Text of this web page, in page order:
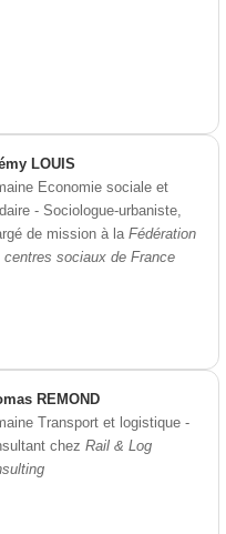
LOUIS
Economie sociale et
- Sociologue-urbaniste,
de mission à la Fédération
centres sociaux de France
REMOND
Transport et logistique -
chez Rail & Log